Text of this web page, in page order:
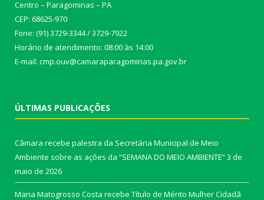
Centro – Paragominas – PA
CEP: 68625-970
Fone: (91) 3729-3344 / 3729-7922
Horário de atendimento: 08:00 às 14:00
E-mail: cmp.ouv@camaraparagominas.pa.gov.br
ÚLTIMAS PUBLICAÇÕES
Câmara recebe palestra da Secretária Municipal de Meio
Ambiente sobre as ações da “SEMANA DO MEIO AMBIENTE”3 de
maio de 2026
Maria Matogrosso Costa recebe Título de Mérito Mulher Cidadã